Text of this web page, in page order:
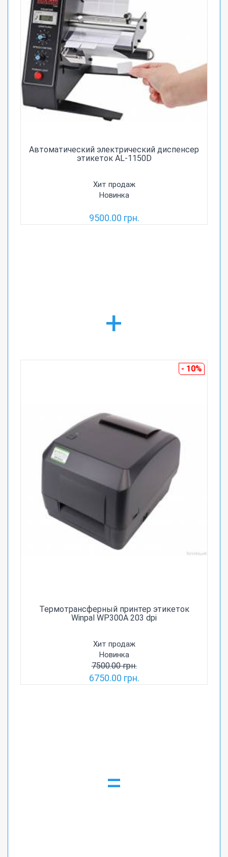
Автоматический электрический диспенсер
этикеток AL-1150D
Хит продаж
Новинка
9500.00 грн.
+
- 10%
Термотрансферный принтер этикеток
Winpal WP300A 203 dpi
Хит продаж
Новинка
7500.00 грн.
6750.00 грн.
=